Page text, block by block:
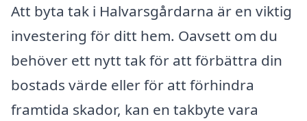
Att byta tak i Halvarsgårdarna är en viktig
investering för ditt hem. Oavsett om du
behöver ett nytt tak för att förbättra din
bostads värde eller för att förhindra
framtida skador, kan en takbyte vara